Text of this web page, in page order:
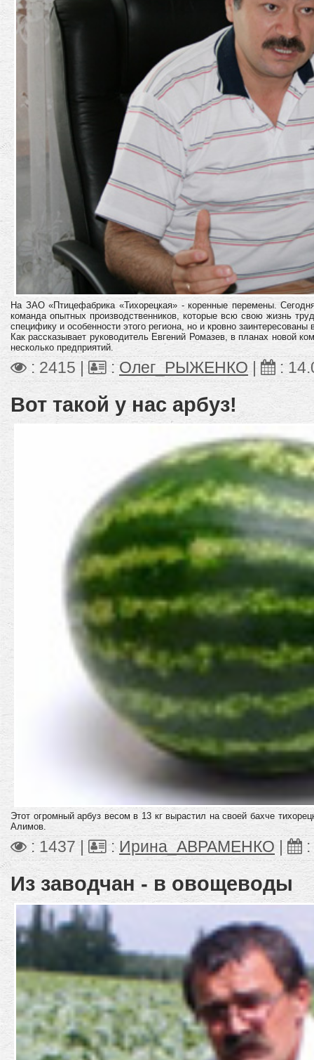
На ЗАО «Птицефабрика «Тихорецкая» - коренные перемены.
команда опытных производственников, которые всю свою жизнь
специфику и особенности этого региона, но и кровно заинтересованы
Как рассказывает руководитель Евгений Ромазев, в планах новой
несколько предприятий.
: 2415 | :Олег_РЫЖЕНКО :
Вот такой у нас арбуз!
Этот огромный арбуз весом в 13 кг вырастил на своей бахче
Алимов.
: 1437 | : Ирина_АВРАМЕНКО :
Из заводчан - в овощеводы